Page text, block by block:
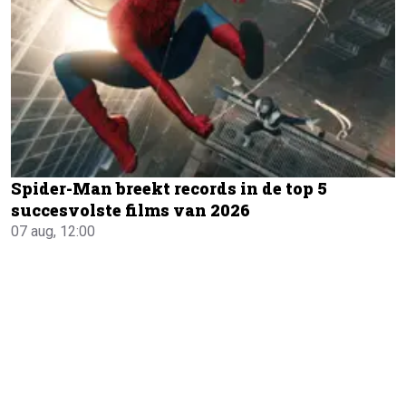
Spider-Man breekt records in de top 5
succesvolste films van 2026
07 aug, 12:00